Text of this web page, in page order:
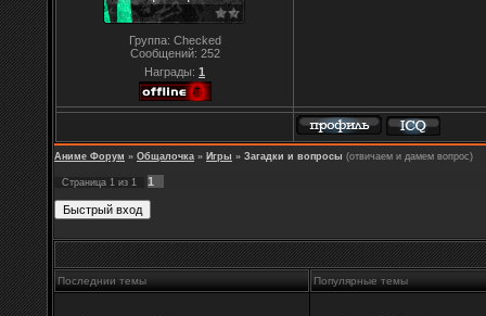
Группа: Checked
Сообщений: 252
Награды: 1
Аниме Форум » Общалочка » Игры » Загадки и вопросы (отвичаем и дамем вопрос)
Страница 1 из 1 1
Последнии темы Популярные темы